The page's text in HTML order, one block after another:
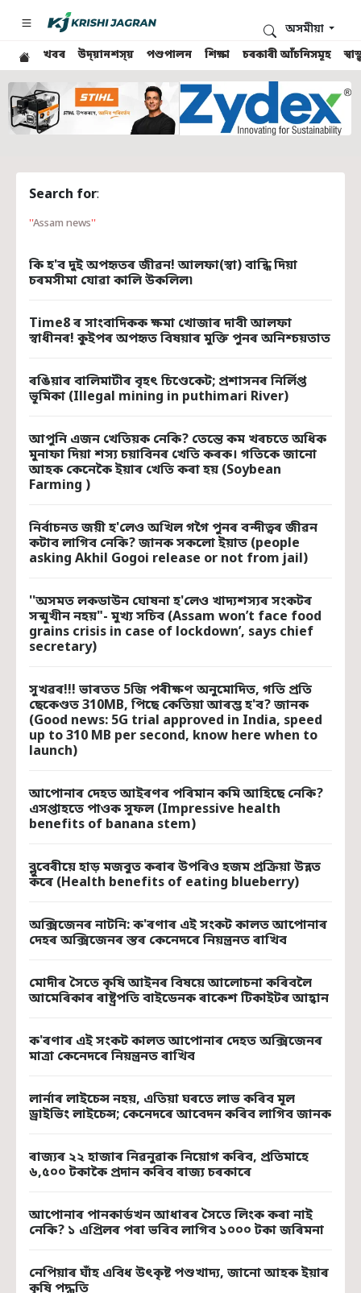
খবৰ উদ্য়ানশস্য় পশুপালন শিক্ষা চৰকাৰী আঁচনিসমূহ
অসমীয়া
Search for:
Assam news
কি হ'ব দুই অপহৃতৰ জীৱন! আলফা(স্বা) বান্ধি দিয়া
চৰমসীমা যোৱা কালি উকলিল৷
Time8 ৰ সাংবাদিকক ক্ষমা খোজাৰ দাবী আলফা
স্বাধীনৰ! কুইপৰ অপহৃত বিষয়াৰ মুক্তি পুনৰ অনিশ্চয়তাত
ৰঙিয়াৰ বালিমাটীৰ বৃহৎ চিণ্ডেকেট; প্রশাসনৰ নির্লিপ্ত
ভূমিকা (Illegal mining in puthimari River)
আপুনি এজন খেতিয়ক নেকি? তেন্তে কম খৰচতে অধিক
মুনাফা দিয়া শস্য চয়াবিনৰ খেতি কৰক। গতিকে জানো
আহক কেনেকৈ ইয়াৰ খেতি কৰা হয় (Soybean
Farming )
নির্বাচনত জয়ী হ'লেও অখিল গগৈ পুনৰ বন্দীত্বৰ জীৱন
কটাব লাগিব নেকি? জানক সকলো ইয়াত (people
asking Akhil Gogoi release or not from jail)
''অসমত লকডাউন ঘোষনা হ'লেও খাদ্যশস্যৰ সংকটৰ
সন্মুখীন নহয়"- মুখ্য সচিব (Assam won’t face food
grains crisis in case of lockdown’, says chief
secretary)
সুখৱৰ!!! ভাৰতত 5জি পৰীক্ষণ অনুমোদিত, গতি প্ৰতি
ছেকেণ্ডত 310MB, পিছে কেতিয়া আৰম্ভ হ'ব? জানক
(Good news: 5G trial approved in India, speed
up to 310 MB per second, know here when to
launch)
আপোনাৰ দেহত আইৰণৰ পৰিমান কমি আহিছে নেকি?
এসপ্তাহতে পাওক সুফল (Impressive health
benefits of banana stem)
ব্লুবেৰীয়ে হাড় মজবুত কৰাৰ উপৰিও হজম প্রক্রিয়া উন্নত
কৰে (Health benefits of eating blueberry)
অক্সিজেনৰ নাটনি: ক'ৰণাৰ এই সংকট কালত আপোনাৰ
দেহৰ অক্সিজেনৰ স্তৰ কেনেদৰে নিয়ন্ত্রনত ৰাখিব
মােদীৰ সৈতে কৃষি আইনৰ বিষয়ে আলােচনা কৰিবলৈ
আমেৰিকাৰ ৰাষ্ট্রপতি বাইডেনক ৰাকেশ টিকাইটৰ আহ্বান
ক'ৰণাৰ এই সংকট কালত আপোনাৰ দেহত অক্সিজেনৰ
মাত্রা কেনেদৰে নিয়ন্ত্রনত ৰাখিব
লাৰ্নাৰ লাইচেন্স নহয়, এতিয়া ঘৰতে লাভ কৰিব মূল
ড্রাইভিং লাইচেন্স; কেনেদৰে আবেদন কৰিব লাগিব জানক
ৰাজ্যৰ ২২ হাজাৰ নিৱনুৱাক নিয়োগ কৰিব, প্ৰতিমাহে
৬,৫০০ টকাকৈ প্ৰদান কৰিব ৰাজ্য চৰকাৰে
আপোনাৰ পানকার্ডখন আধাৰৰ সৈতে লিংক কৰা নাই
নেকি? ১ এপ্ৰিলৰ পৰা ভৰিব লাগিব ১০০০ টকা জৰিমনা
নেপিয়াৰ ঘাঁহ এবিধ উৎকৃষ্ট পশুখাদ্য, জানো আহক ইয়াৰ
কৃষি পদ্ধতি